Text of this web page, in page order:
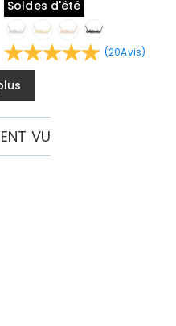
chaque jour. Commandez
uniquement, magnifiquement
Soldes d'été
(20Avis)
VU